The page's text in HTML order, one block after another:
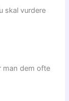
skal vurdere
man dem ofte